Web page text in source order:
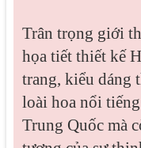
Trân trọng giới
họa tiết thiết kế
trang, kiểu dáng
loài hoa nổi
Trung Quốc mà